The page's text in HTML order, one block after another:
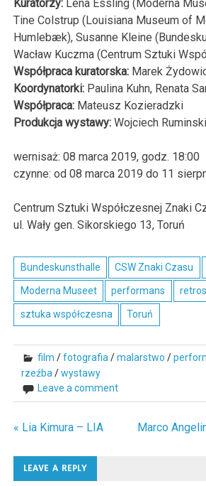
Kuratorzy: Lena Essling (Moderna
Tine Colstrup (Louisiana Museum of
Humlebæk), Susanne Kleine
Wacław Kuczma (Centrum Sztuki
Współpraca kuratorska: Marek
Koordynatorki: Paulina Kuhn, Renata
Współpraca: Mateusz Kozieradzki
Produkcja wystawy: Wojciech Ruminski
wernisaż: 08 marca 2019, godz. 18:00
czynne: od 08 marca2019 do 11
Centrum Sztuki Współczesnej Znaki
ul. Wały gen. Sikorskiego 13, Toruń
Bundeskunsthalle CSW Znaki Czasu
Moderna Museet performans
sztuka współczesna Toruń
film /fotografia /malarstwo /
rzeźba /wystawy
Leave a comment
Nawigacja
wpisu
« Lia Kimura – LIA Marco
LEAVE A REPLY